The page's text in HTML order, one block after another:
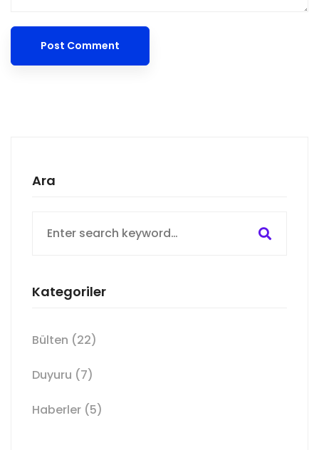
Ara
for:
Kategoriler
Bülten (22)
Duyuru (7)
Haberler (5)